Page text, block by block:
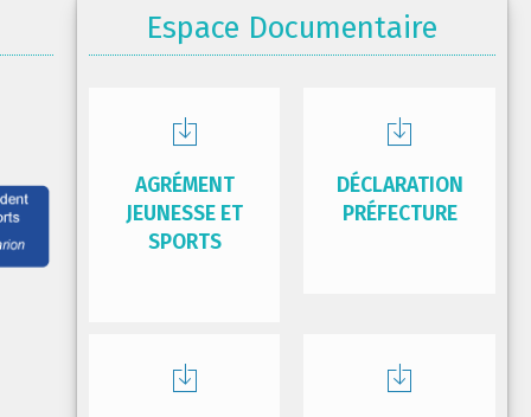
Espace Documentaire
AGRÉMENT
JEUNESSE ET
SPORTS
DÉCLARATION
PRÉFECTURE